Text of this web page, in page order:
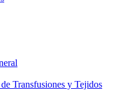
Transfusiones y Tejidos